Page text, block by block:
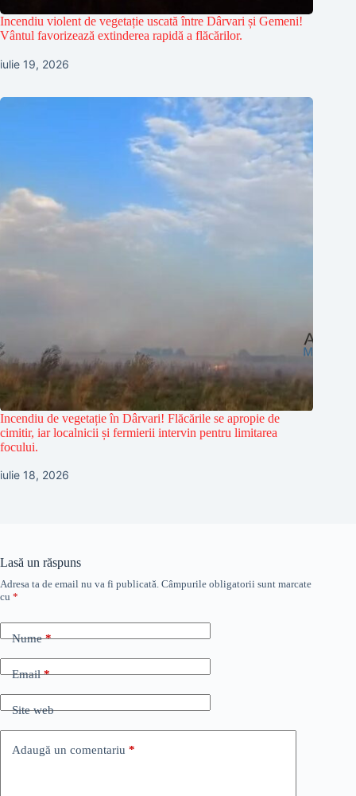
Incendiu violent de vegetație uscată între Dârvari și Gemeni!
Vântul favorizează extinderea rapidă a flăcărilor.
iulie 19, 2026
Incendiu de vegetație în Dârvari! Flăcările se apropie de
cimitir, iar localnicii și fermierii intervin pentru limitarea
focului.
iulie 18, 2026
Lasă un răspuns
Adresa ta de email nu va fi publicată. Câmpurile obligatorii sunt marcate
cu *
Nume*
Email*
Site web
Adaugă un comentariu *